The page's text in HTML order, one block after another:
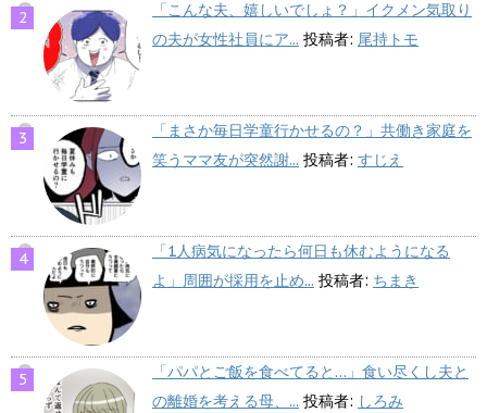
「こんな夫、嬉しいでしょ？」イクメン気取り
の夫が女性社員にア... 投稿者: 尾持トモ
「まさか毎日学童行かせるの？」共働き家庭を
笑うママ友が突然謝... 投稿者: すじえ
「1人病気になったら何日も休むようになる
よ」周囲が採用を止め... 投稿者: ちまき
「パパとご飯を食べてると…」食い尽くし夫と
の離婚を考える母、... 投稿者: しろみ